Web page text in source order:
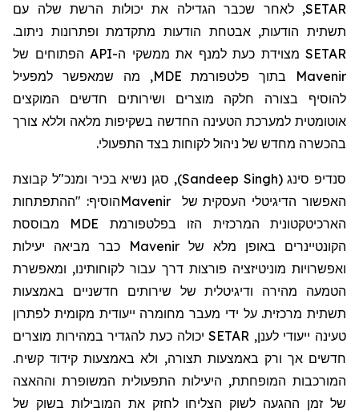
SETAR, לאחר שכבר הגדילה את יכולות הרשת שלה עם
תשתית הודעות, אבטחת הודעות מתקדמת ופתרונות ניתוב.
SETAR מצוידת כעת למנף את ממשקי ה-API הפתוחים של
Mavenir בתוך פלטפורמת MDE, מה שמאפשר למפעיל
להוסיף בצורה חלקה מוצרים ושירותים חדשים המוקצים
אוטומטית למערכת הטעינה החדשה בשקיפות מלאה וללא צורך
בהכשרה מחדש של ניהול לקוחות בצד התפעולי.
סנדיפ סינג(
Sandeep Singh
), סגן נשיא בכיר ומנכ"ל קבוצת
האפשור הדיגיטלי העסקית של
Mavenirהוסיף: "ההתפתחות
הארכיטקטונית המרכזית הזו בפלטפורמת MDE
מבוססת
הקונטיינרים באופן מלא של Mavenir כבר מביאה יעילות
ואפשרויות מוניטיזציה פורצות דרך עבור לקוחותינו, ומאפשרת
הטמעה מהירה ודיגיטלית של שירותים חדשניים באמצעות
תשתית מרכזית. על ידי מעבר מחומרה ייעודית מקומית לפתרון
טעינה ייעודי לענן, SETARיכולה כעת להגדיר במהירות מוצרים
חדשים אך ורק באמצעות תצורה, ולא באמצעות קידוד קשיח.
המורכבות המופחתת, היעילות התפעולית המשופרת וההאצה
של זמן ההגעה לשוק הצליחו לחזק את המובילות בשוק של